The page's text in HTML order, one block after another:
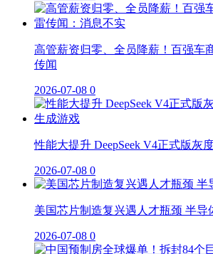
高管薪资归零、全员降薪！百强车
传闻
2026-07-08 0
性能大提升 DeepSeek V4正式版灰
2026-07-08 0
美国芯片制造复兴遇人才瓶颈 半导
2026-07-08 0